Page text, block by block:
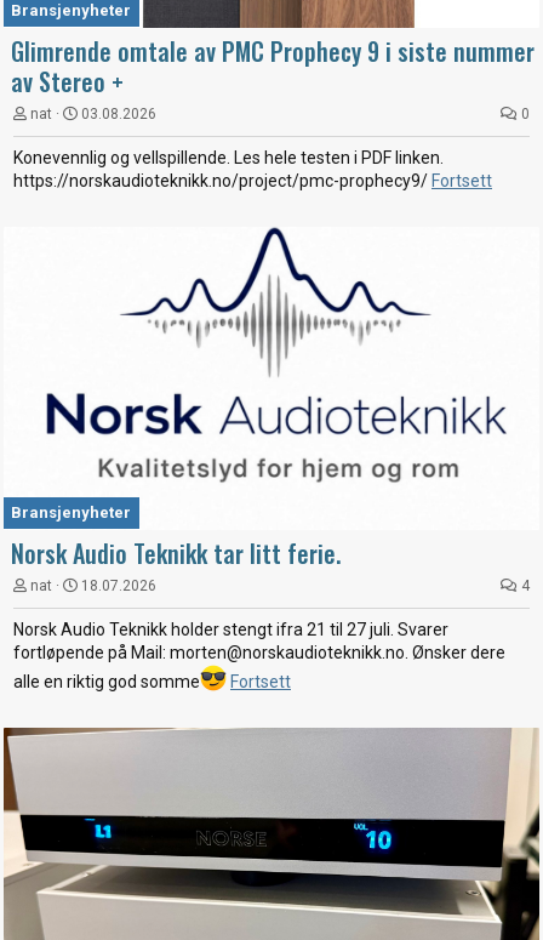
Bransjenyheter
Glimrende omtale av PMC Prophecy 9 i siste nummer
av Stereo +
nat 03.08.2026 0
Konevennlig og vellspillende. Les hele testen i PDF linken.
https://norskaudioteknikk.no/project/pmc-prophecy9/ Fortsett
Bransjenyheter
Norsk Audio Teknikk tar litt ferie.
nat 18.07.2026 4
Norsk Audio Teknikk holder stengt ifra 21 til 27 juli. Svarer
fortløpende på Mail: morten@norskaudioteknikk.no. Ønsker dere
alle en riktig god somme
Fortsett